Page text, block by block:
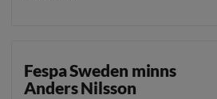
Fespa Sweden minns
Anders Nilsson